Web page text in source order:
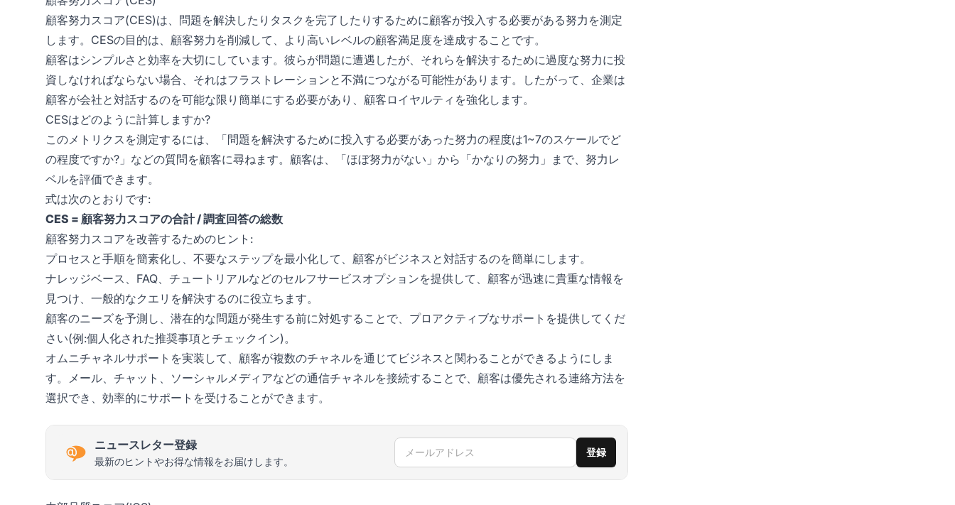
顧客努力スコア(CES)は、問題を解決したりタスクを完了したりするために顧客が投入する必要がある努力を測定
します。CESの目的は、顧客努力を削減して、より高いレベルの顧客満足度を達成することです。
顧客はシンプルさと効率を大切にしています。彼らが問題に遭遇したが、それらを解決するために過度な努力に投
資しなければならない場合、それはフラストレーションと不満につながる可能性があります。したがって、企業は
顧客が会社と対話するのを可能な限り簡単にする必要があり、顧客ロイヤルティを強化します。
CESはどのように計算しますか?
このメトリクスを測定するには、「問題を解決するために投入する必要があった努力の程度は1~7のスケールでど
の程度ですか?」などの質問を顧客に尋ねます。顧客は、「ほぼ努力がない」から「かなりの努力」まで、努力レ
ベルを評価できます。
式は次のとおりです:
CES = 顧客努力スコアの合計 / 調査回答の総数
顧客努力スコアを改善するためのヒント:
プロセスと手順を簡素化し、不要なステップを最小化して、顧客がビジネスと対話するのを簡単にします。
ナレッジベース、FAQ、チュートリアルなどのセルフサービスオプションを提供して、顧客が迅速に貴重な情報を
見つけ、一般的なクエリを解決するのに役立ちます。
顧客のニーズを予測し、潜在的な問題が発生する前に対処することで、プロアクティブなサポートを提供してくだ
さい(例:個人化された推奨事項とチェックイン)。
オムニチャネルサポートを実装して、顧客が複数のチャネルを通じてビジネスと関わることができるようにしま
す。メール、チャット、ソーシャルメディアなどの通信チャネルを接続することで、顧客は優先される連絡方法を
選択でき、効率的にサポートを受けることができます。
ニュースレター登録
最新のヒントやお得な情報をお届けします。
メールアドレス 登録